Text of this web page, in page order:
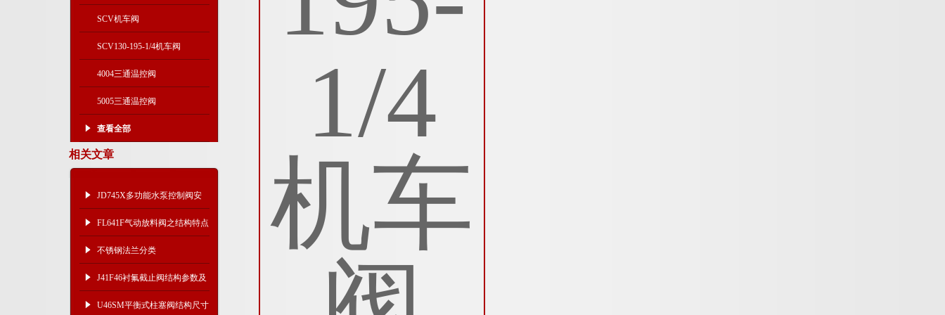
SCV机车阀
SCV130-195-1/4机车阀
4004三通温控阀
5005三通温控阀
查看全部
相关文章
JD745X多功能水泵控制阀安
装示意图
FL641F气动放料阀之结构特点
及连接尺寸
不锈钢法兰分类
J41F46衬氟截止阀结构参数及
应用介质
U46SM平衡式柱塞阀结构尺寸